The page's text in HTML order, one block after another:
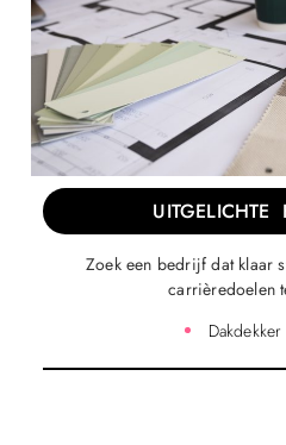
UITGELICHTE
Zoek een bedrijf dat klaar
carrièredoelen